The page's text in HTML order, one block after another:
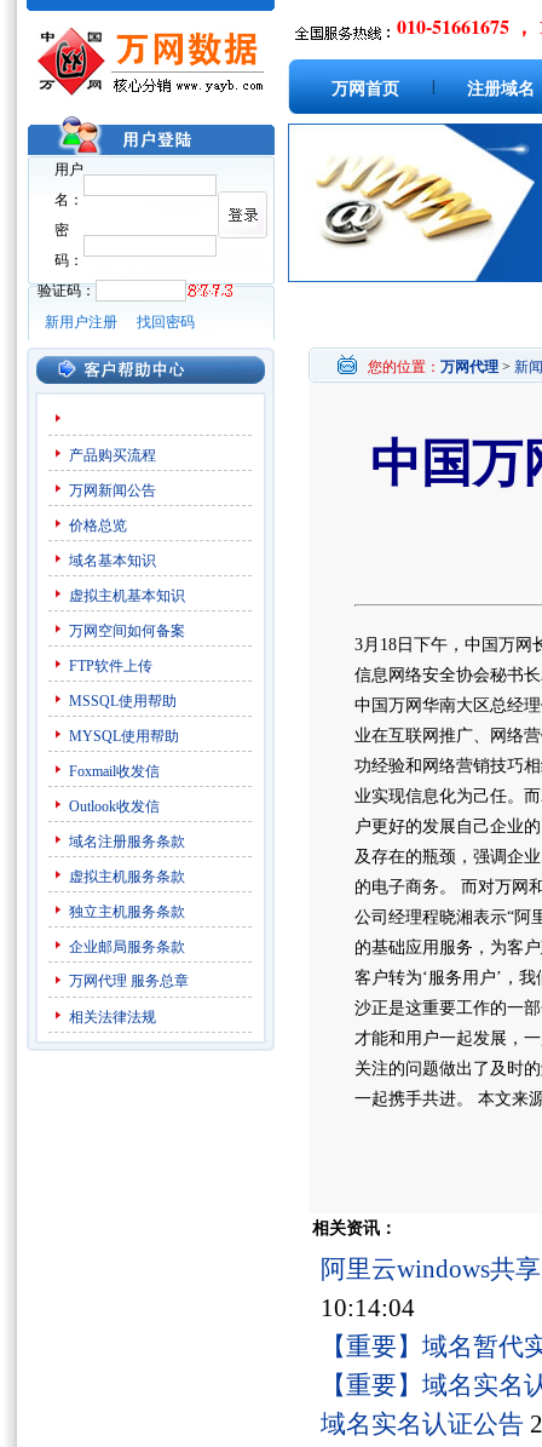
用户
名：
密
码：
验证码：
新用户注册
找回密码
010-51661675 ，
万网首页 注册域名
产品购买流程
万网新闻公告
价格总览
域名基本知识
虚拟主机基本知识
万网空间如何备案
FTP软件上传
MSSQL使用帮助
MYSQL使用帮助
Foxmail收发信
Outlook收发信
域名注册服务条款
虚拟主机服务条款
独立主机服务条款
企业邮局服务条款
万网代理 服务总章
相关法律法规
您的位置： 万网代理 > 新
中国万
3月18日下午，中国万网
信息网络安全协会秘书
中国万网华南大区总经
业在互联网推广、网络
功经验和网络营销技巧
业实现信息化为己任。
户更好的发展自己企业
及存在的瓶颈，强调企
的电子商务。 而对万网
公司经理程晓湘表示“阿
的基础应用服务，为客
客户转为‘服务用户’，
沙正是这重要工作的一
才能和用户一起发展，
关注的问题做出了及时
一起携手共进。 本文来
相关资讯：
阿里云windows共
10:14:04
【重要】域名暂代
【重要】域名实名
域名实名认证公告